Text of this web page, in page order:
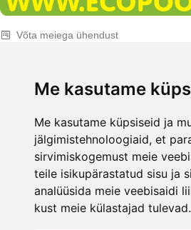
Me kasutame
Me kasutame küpsiseid ja
jälgimistehnoloogiaid, et
sirvimiskogemust meie
teile isikupärastatud sisu ja
analüüsida meie veebisaidi
kust meie külastajad tulevad.
Võta meiega ühendust
Esinduste lahtiolekuajad
ECOPOOD.EE TINGIMUSED
Privaatsuspoliitika
Maksevõimalused
Kohaletoimetamine